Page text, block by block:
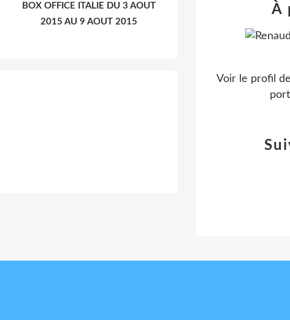
BOX OFFICE ITALIE DU 3 AOUT
2015 AU 9 AOUT 2015
À
Voir le profil